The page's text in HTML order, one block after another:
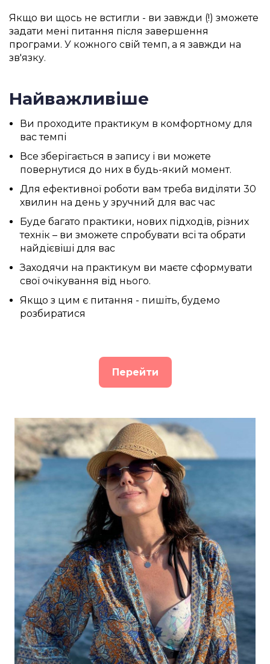
Якщо ви щось не встигли - ви завжди (!) зможете
задати мені питання після завершення
програми. У кожного свій темп, а я завжди на
зв'язку.
Найважливіше
Ви проходите практикум в комфортному для
вас темпі
Все зберігається в запису і ви можете
повернутися до них в будь-який момент.
Для ефективної роботи вам треба виділяти 30
хвилин на день у зручний для вас час
Буде багато практики, нових підходів, різних
технік – ви зможете спробувати всі та обрати
найдієвіші для вас
Заходячи на практикум ви маєте сформувати
свої очікування від нього.
Якщо з цим є питання - пишіть, будемо
розбиратися
Перейти